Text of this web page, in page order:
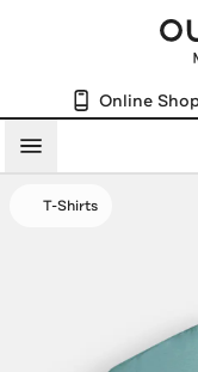
Online
Menü
T-Shirts